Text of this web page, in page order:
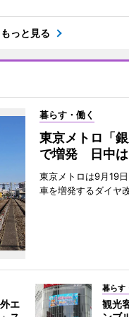
もっと見る
暮らす・働く
東京メトロ「
で増発 日中は
東京メトロは9月19
車を増発するダイヤ
エ
暮らす
観光